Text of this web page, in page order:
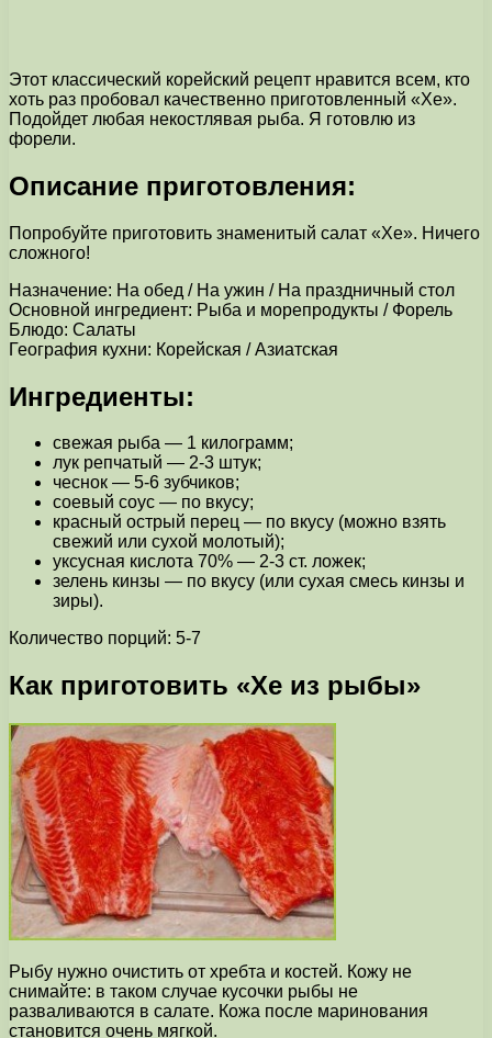
Этот классический корейский рецепт нравится всем, кто
хоть раз пробовал качественно приготовленный «Хе».
Подойдет любая некостлявая рыба. Я готовлю из
форели.
Описание приготовления:
Попробуйте приготовить знаменитый салат «Хе». Ничего
сложного!
Назначение: На обед / На ужин / На праздничный стол
Основной ингредиент: Рыба и морепродукты / Форель
Блюдо: Салаты
География кухни: Корейская / Азиатская
Ингредиенты:
свежая рыба — 1 килограмм;
лук репчатый — 2-3 штук;
чеснок — 5-6 зубчиков;
соевый соус — по вкусу;
красный острый перец — по вкусу (можно взять
свежий или сухой молотый);
уксусная кислота 70% — 2-3 ст. ложек;
зелень кинзы — по вкусу (или сухая смесь кинзы и
зиры).
Количество порций: 5-7
Как приготовить «Хе из рыбы»
Рыбу нужно очистить от хребта и костей. Кожу не
снимайте: в таком случае кусочки рыбы не
разваливаются в салате. Кожа после маринования
становится очень мягкой.